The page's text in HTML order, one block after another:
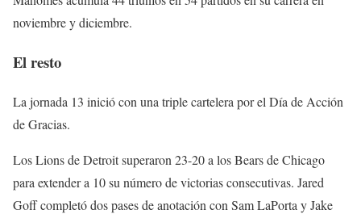
noviembre y diciembre.
El resto
La jornada 13 inició con una triple cartelera por el Día de Acción
de Gracias.
Los Lions de Detroit superaron 23-20 a los Bears de Chicago
para extender a 10 su número de victorias consecutivas. Jared
Goff completó dos pases de anotación con Sam LaPorta y Jake